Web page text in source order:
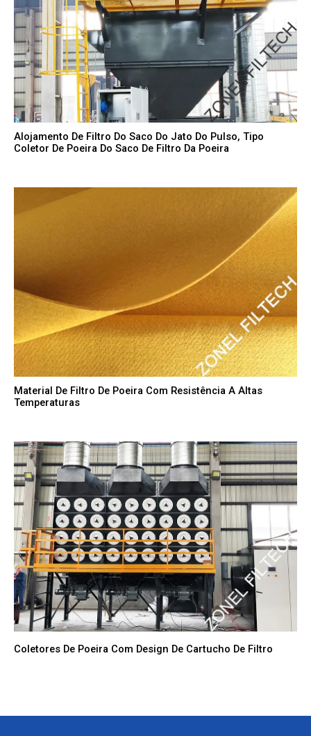
Alojamento De Filtro Do Saco Do Jato Do Pulso, Tipo
Coletor De Poeira Do Saco De Filtro Da Poeira
Material De Filtro De Poeira Com Resistência A Altas
Temperaturas
Coletores De Poeira Com Design De Cartucho De Filtro